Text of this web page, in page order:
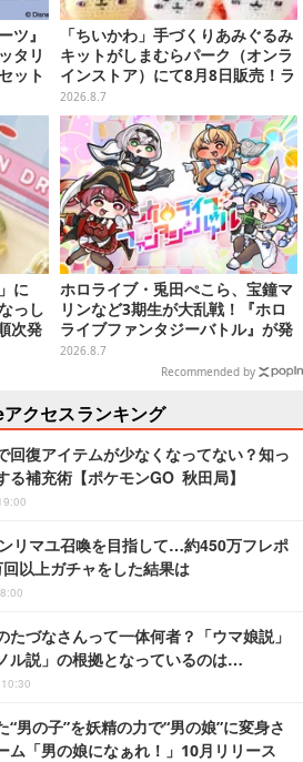
ツ』
タリ
ット
「ちいかわ」手づくりあみぐるみ
キットがしまむらパーク（オンラ
インストア）にて8月8日販売！ラ
インナップ全3種、初心者向きの
編み方で作れちゃう
2026.8.7
に
っし
次発
ホロライブ・兎田ぺこら、宝鐘マ
リンなど3期生が大乱戦！『ホロ
ライブファンタジーバトル』が発
売ーお馴染みの語録が装備
に、“ニセ3期生”とのバトルもあ
2026.8.7
Recommended by
クセスランキング
回復アイテムが少なくなってない？知っ
る補充術【ポケモンGO 秋田局】
ンリマユ召喚を目指して…約450万フレポ
以上ガチャをした結果は
たづなさんって一体何者？「ウマ娘説」
ル説」の根拠となっているのは…
“男の子”を妖精の力で“男の娘”に変身さ
ム「男の娘になぁれ！」10月リリース